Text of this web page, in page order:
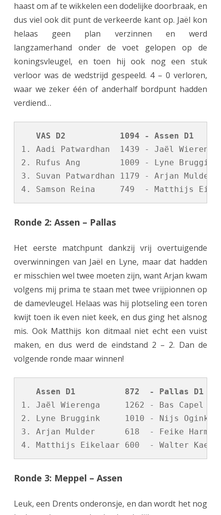
s
”
p
e
e
t
e
s
l
a
g
haast om af te wikkelen een dodelijke doorbraak, en
dus viel ook dit punt de verkeerde kant op. Jaël kon
helaas geen plan verzinnen en werd
langzamerhand onder de voet gelopen op de
koningsvleugel, en toen hij ook nog een stuk
verloor was de wedstrijd gespeeld. 4 – 0 verloren,
waar we zeker één of anderhalf bordpunt hadden
verdiend…
VAS D2           1094 - Assen D1
1. Aadi Patwardhan  1439 - Jaël
2. Rufus Ang        1009 - Lyne
3. Suvan Patwardhan 1179 - Arjan
Ronde 2: Assen – Pallas
Het eerste matchpunt dankzij vrij overtuigende
overwinningen van Jaël en Lyne, maar dat hadden
er misschien wel twee moeten zijn, want Arjan kwam
volgens mij prima te staan met twee vrijpionnen op
de damevleugel. Helaas was hij plotseling een toren
kwijt toen ik even niet keek, en dus ging het alsnog
mis. Ook Matthijs kon ditmaal niet echt een vuist
maken, en dus werd de eindstand 2 – 2. Dan de
volgende ronde maar winnen!
Assen D1          872  - Pallas D1
1. Jaël Wierenga     1262 - Bas Capel
2. Lyne Bruggink     1010 - Nijs Ogink
3. Arjan Mulder      618  - Feike
Ronde 3: Meppel – Assen
Leuk, een Drents onderonsje, en dan wordt het nog